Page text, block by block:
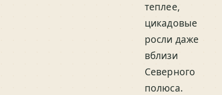
теплее,
цикадовые
росли даже
вблизи
Северного
полюса.